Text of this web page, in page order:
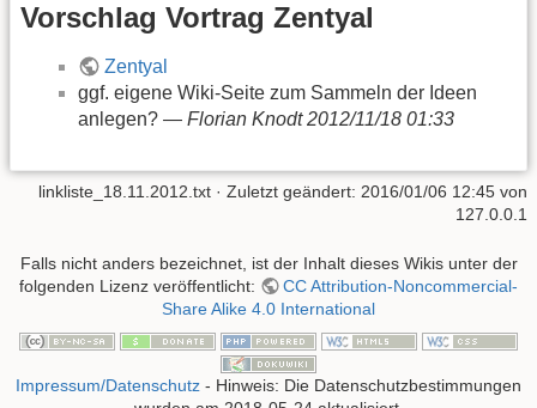
Vorschlag Vortrag Zentyal
Zentyal
ggf. eigene Wiki-Seite zum Sammeln der Ideen
anlegen? — Florian Knodt 2012/11/18 01:33
linkliste_18.11.2012.txt · Zuletzt geändert: 2016/01/06 12:45 von
127.0.0.1
Falls nicht anders bezeichnet, ist der Inhalt dieses Wikis unter der
folgenden Lizenz veröffentlicht:
CC Attribution-Noncommercial-
Share Alike 4.0 International
Impressum/Datenschutz - Hinweis: Die Datenschutzbestimmungen